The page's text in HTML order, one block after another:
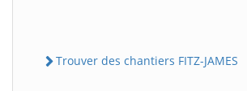
Trouver des chantiers FITZ-JAMES